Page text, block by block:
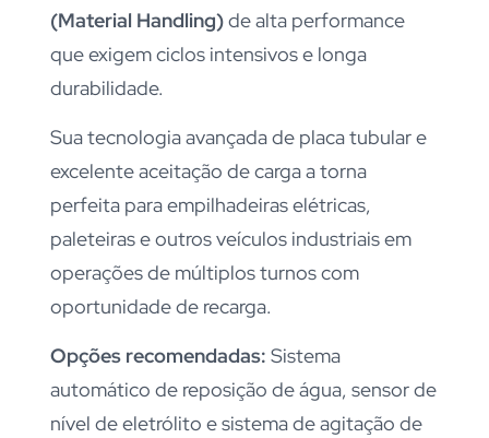
(Material Handling)de alta performance
que exigem ciclos intensivos e longa
durabilidade.
Sua tecnologia avançada de placa tubular e
excelente aceitação de carga a torna
perfeita para empilhadeiras elétricas,
paleteiras e outros veículos industriais em
operações de múltiplos turnos com
oportunidade de recarga.
Opções recomendadas: Sistema
automático de reposição de água, sensor de
nível de eletrólito e sistema de agitação de